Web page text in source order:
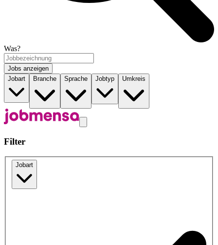
Was?
Jobs anzeigen
Jobart
Branche Sprache Jobtyp Umkreis
Filter
Jobart